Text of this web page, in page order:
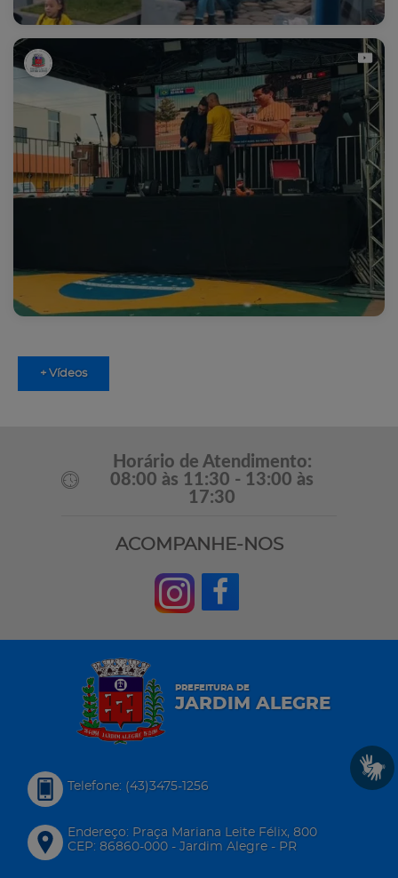
+ Vídeos
Horário de Atendimento:
08:00 às 11:30 - 13:00 às
17:30
ACOMPANHE-NOS
PREFEITURA DE
JARDIM ALEGRE
Telefone: (43)3475-1256
Endereço: Praça Mariana Leite Félix, 800
CEP: 86860-000 - Jardim Alegre - PR